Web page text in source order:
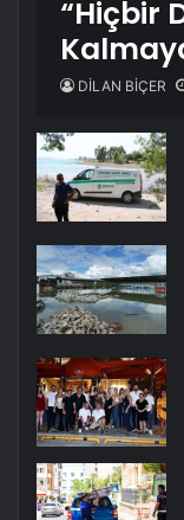
“Hiçbir
DİLAN BİÇER